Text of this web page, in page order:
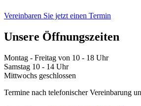
Vereinbaren Sie jetzt einen Termin
Unsere Öffnungszeiten
Montag - Freitag von 10 - 18 Uhr
Samstag 10 - 14 Uhr
Mittwochs geschlossen
Termine nach telefonischer Vereinbarung